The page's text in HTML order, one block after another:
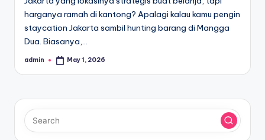
harganya ramah di kantong? Apalagi kalau kamu pengin
staycation Jakarta sambil hunting barang di Mangga
Dua. Biasanya,…
Posted
admin May 1, 2026